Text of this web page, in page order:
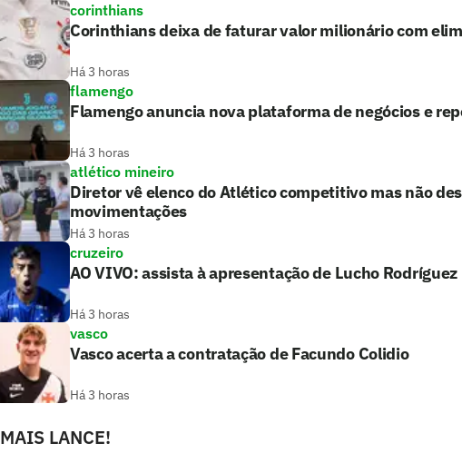
corinthians
Corinthians deixa de faturar valor milionário com
Há 3 horas
flamengo
Flamengo anuncia nova plataforma de negócios e
Há 3 horas
atlético mineiro
Diretor vê elenco do Atlético competitivo mas não
movimentações
Há 3 horas
cruzeiro
AO VIVO: assista à apresentação de Lucho
Há 3 horas
vasco
Vasco acerta a contratação de Facundo Colidio
Há 3 horas
MAIS LANCE!